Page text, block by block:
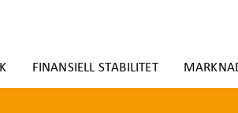
FINANSIELL STABILITET